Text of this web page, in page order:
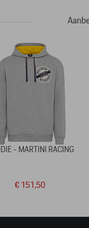
- MARTINI RACING
€ 151,50